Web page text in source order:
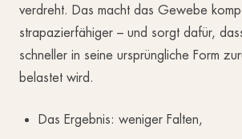
verdreht. Das macht das Gewebe
strapazierfähiger – und sorgt dafür,
schneller in seine ursprüngliche Form
belastet wird.
Das Ergebnis: weniger Falten,